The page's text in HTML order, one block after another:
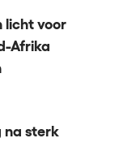
licht voor
Afrika
na sterk